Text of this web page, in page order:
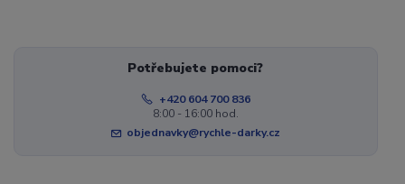
Potřebujete pomoci?
+420 604 700 836
8:00 - 16:00 hod.
objednavky@rychle-darky.cz